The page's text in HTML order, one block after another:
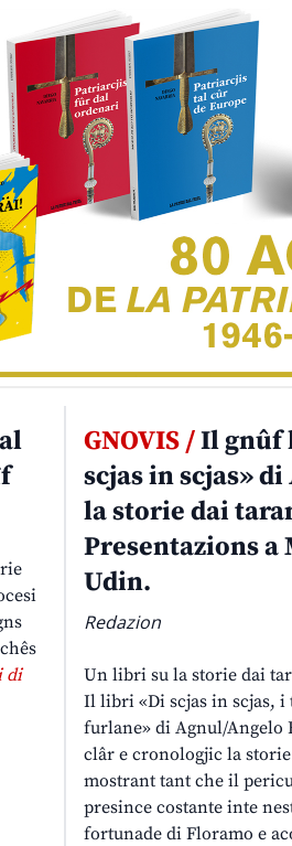
di
GNOVIS /Il gnûf
scjas in scjas»
la storie dai
Presentazions a
Udin.
Redazion
Un libri su la storie dai
Il libri «Di scjas in scjas, i
furlane» di Agnul/Angelo
clâr e cronologjic la
mostrant tant che il
presince costante inte
fortunade di Floramo e